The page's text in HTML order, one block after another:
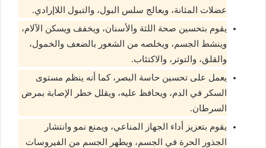
عضلات المثانة، ويعالج سلس البول، والتبول اللاإرادي.
يقوم بتحسين صحة اللثة والأسنان، ويخفف ويسكن الآلام،
وينشط الجسم، ويخلصه من الشعور بالضعف والخمول،
والقلق، والتوتر، والاكتئاب.
يعمل على تحسين حاسة البصر، كما أنه ينظم مستوى
السكر في الدم، ويحافظ عليه، ويقلل خطر الإصابة بمرض
السرطان.
يقوم بتعزيز أداء الجهاز المناعي، ويمنع نمو وانتشار
الجذور الحرة في الجسم، ويطهر الجسم من الفيروسات